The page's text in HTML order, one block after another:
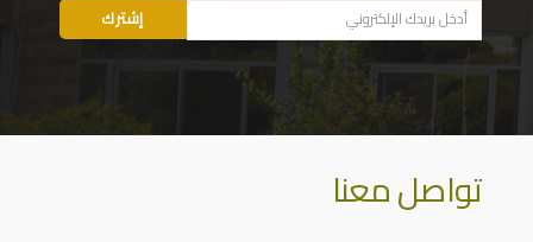
تواصل معنا